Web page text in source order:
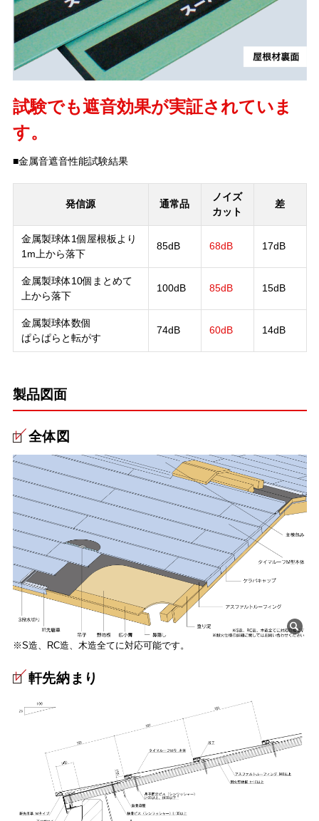
試験でも遮音効果が実証されていま
す。
■金属音遮音性能試験結果
発信源 通常品
ノイズ
カット
差
金属製球体1個屋根板より
1m上から落下
85dB 68dB 17dB
金属製球体10個まとめて
上から落下
100dB 85dB 15dB
金属製球体数個
ぱらぱらと転がす
74dB 60dB 14dB
製品図面
全体図
※S造、RC造、木造全てに対応可能です。
軒先納まり